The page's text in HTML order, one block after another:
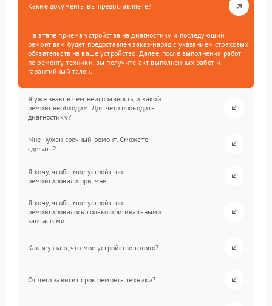
Какие документы вы предоставляете?
На этапе приема устройства на диагностику и последующий
ремонт вам будет предоставлен заказ-наряд с указанием страховых
обязательств на ваше устройство. Далее, после выполнения работ
по ремонту техники, вы получите акт выполненных работ и
гарантийный талон.
Я уже знаю в чем неисправность и какой
ремонт необходим. Для чего проводить
диагностику?
Мне нужен срочный ремонт. Сможете
сделать?
Я хочу, чтобы мое устройство
ремонтировали при мне.
Я хочу, чтобы мое устройство
ремонтировалось только оригинальными
запчастями.
Как я узнаю, что мое устройство готово?
От чего зависит срок ремонта техники?